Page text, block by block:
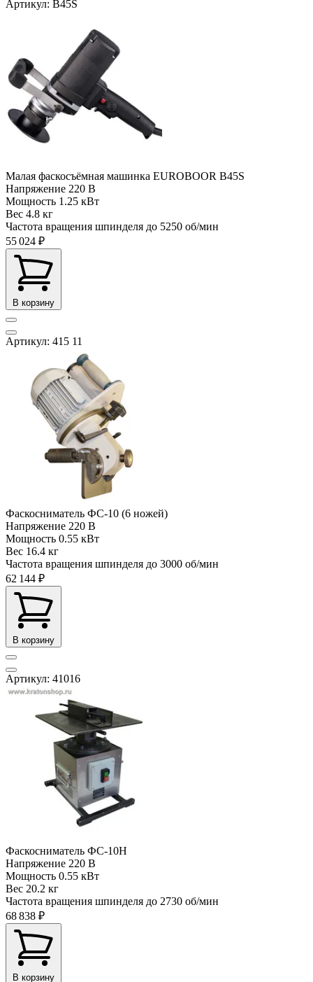
Артикул: B45S
Малая фаскосъёмная машинка EUROBOOR B45S
Напряжение 220 В
Мощность 1.25 кВт
Вес 4.8 кг
Частота вращения шпинделя до 5250 об/мин
55 024 ₽
В корзину
Артикул: 415 11
Фаскосниматель ФС-10 (6 ножей)
Напряжение 220 В
Мощность 0.55 кВт
Вес 16.4 кг
Частота вращения шпинделя до 3000 об/мин
62 144 ₽
В корзину
Артикул: 41016
Фаскосниматель ФС-10Н
Напряжение 220 В
Мощность 0.55 кВт
Вес 20.2 кг
Частота вращения шпинделя до 2730 об/мин
68 838 ₽
В корзину